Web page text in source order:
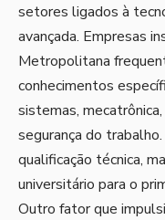
setores ligados à
avançada. Empresas
Metropolitana
conhecimentos
sistemas,
segurança do
qualificação técnica,
universitário para o
Outro fator que